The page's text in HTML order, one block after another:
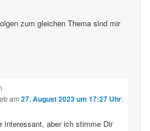
zum gleichen Thema sind mir
am 27. August 2023 um 17:27 Uhr:
interessant, aber ich stimme Dir